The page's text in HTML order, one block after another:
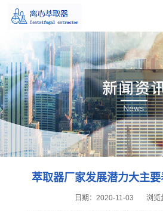
萃取器厂家发展潜力大主
2020-11-03
日期： 浏览